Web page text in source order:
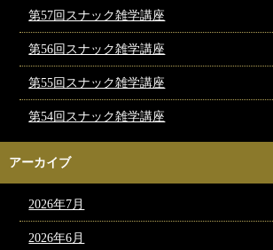
第57回スナック雑学講座
第56回スナック雑学講座
第55回スナック雑学講座
第54回スナック雑学講座
アーカイブ
2026年7月
2026年6月